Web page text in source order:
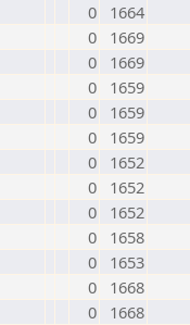
0
1664
0
1669
0
1669
0
1659
0
1659
0
1659
0
1652
0
1652
0
1652
0
1658
0
1653
0
1668
0
1668